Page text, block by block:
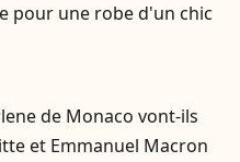
pour une robe d'un chic
de Monaco vont-ils
et Emmanuel Macron